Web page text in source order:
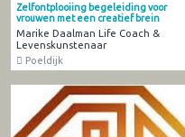
Zelfontplooiing begeleiding voor
vrouwen met een creatief brein
Marike Daalman Life Coach &
Levenskunstenaar
Poeldijk